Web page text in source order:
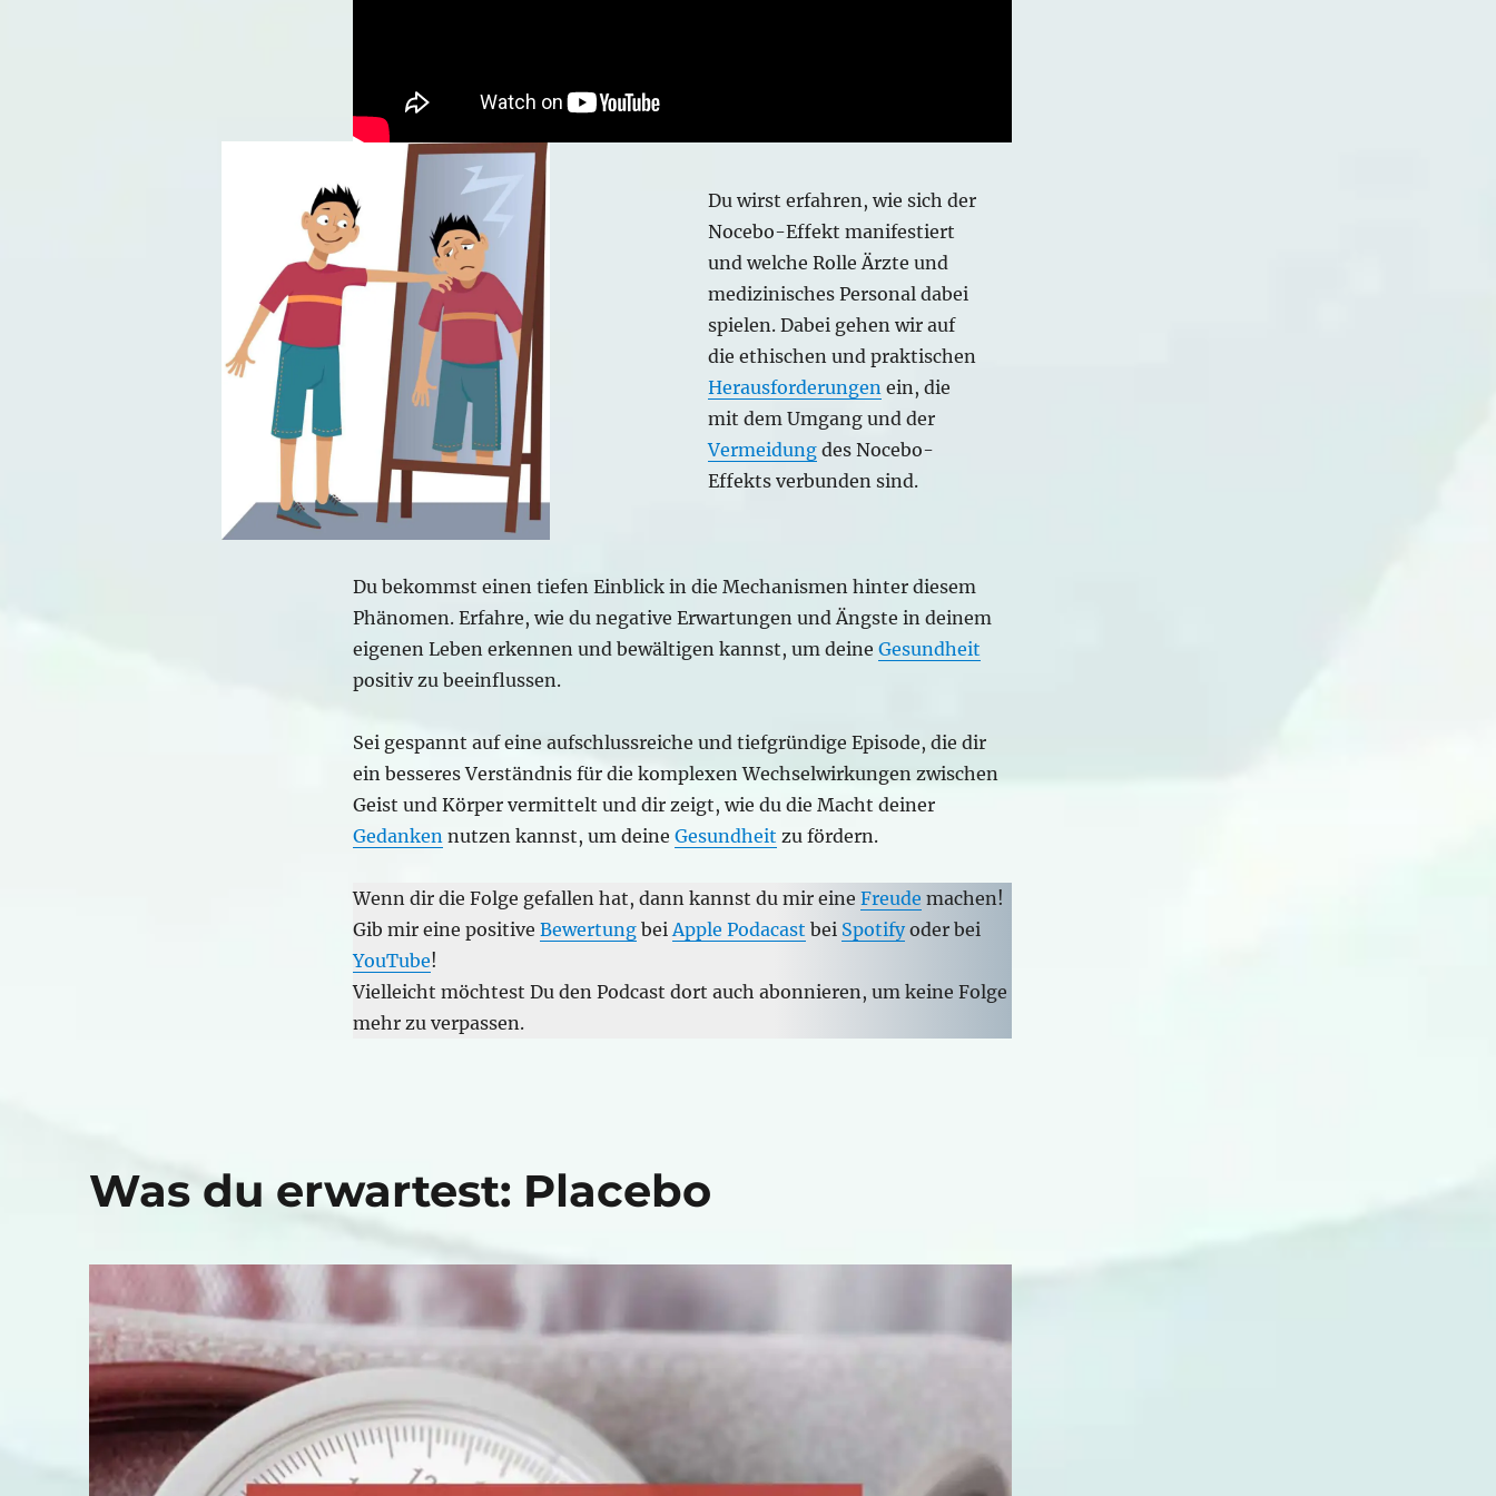
Du wirst erfahren, wie sich der
Nocebo-Effekt manifestiert
und welche Rolle Ärzte und
medizinisches Personal dabei
spielen. Dabei gehen wir auf
die ethischen und praktischen
Herausforderungen ein, die
mit dem Umgang und der
Vermeidung des Nocebo-
Effekts verbunden sind.
Du bekommst einen tiefen Einblick in die Mechanismen hinter diesem
Phänomen. Erfahre, wie du negative Erwartungen und Ängste in deinem
eigenen Leben erkennen und bewältigen kannst, um deine Gesundheit
positiv zu beeinflussen.
Sei gespannt auf eine aufschlussreiche und tiefgründige Episode, die dir
ein besseres Verständnis für die komplexen Wechselwirkungen zwischen
Geist und Körper vermittelt und dir zeigt, wie du die Macht deiner
Gedanken nutzen kannst, um deine Gesundheit zu fördern.
Wenn dir die Folge gefallen hat, dann kannst du mir eine Freude machen!
Gib mir eine positive Bewertungbei Apple Podacast bei Spotifyoder bei
YouTube!
Vielleicht möchtest Du den Podcast dort auch abonnieren, um keine Folge
mehr zu verpassen.
Was du erwartest: Placebo